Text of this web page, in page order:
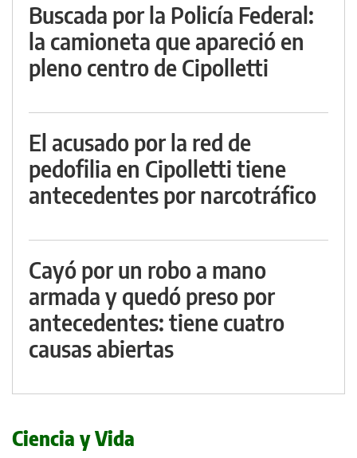
Buscada por la Policía Federal:
la camioneta que apareció en
pleno centro de Cipolletti
El acusado por la red de
pedofilia en Cipolletti tiene
antecedentes por narcotráfico
Cayó por un robo a mano
armada y quedó preso por
antecedentes: tiene cuatro
causas abiertas
Ciencia y Vida